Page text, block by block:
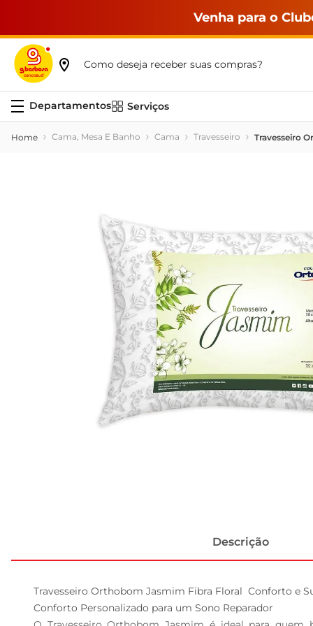
Venha para o
Como deseja receber suas compras?
Serviços
Cama, Mesa E Banho Cama Travesseiro Travesseiro
Descrição
Travesseiro Orthobom Jasmim Fibra Floral  Conforto e
Conforto Personalizado para um Sono Reparador